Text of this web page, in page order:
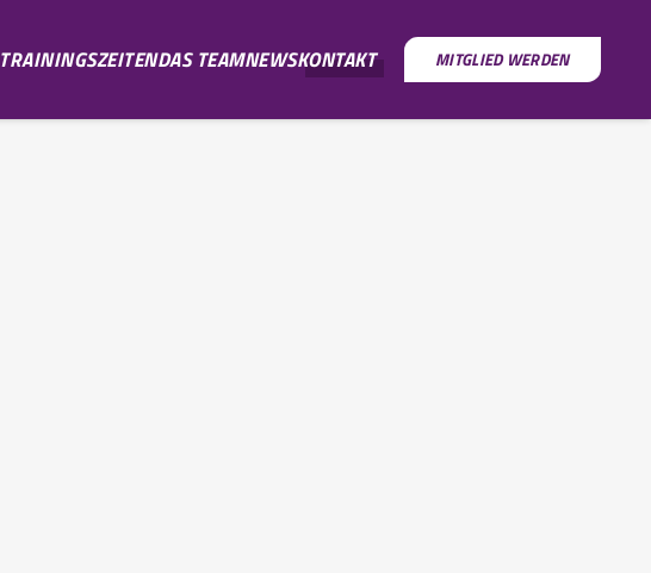
TRAININGSZEITENDAS TEAMNEWSKONTAKT MITGLIED WERDEN